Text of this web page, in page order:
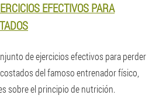
EFECTIVOS PARA
de ejercicios efectivos para perder
del famoso entrenador físico,
sobre el principio de nutrición.